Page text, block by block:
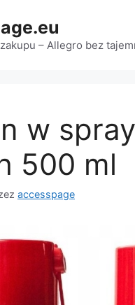
– Allegro bez
w
500 ml
accesspage